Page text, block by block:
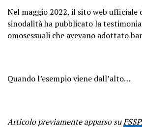
Nel maggio 2022, il sito web ufficiale
sinodalità ha pubblicato la
omosessuali che avevano adottato
Quando l’esempio viene dall’alto…
Articolo previamente apparso su